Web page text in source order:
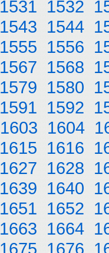
1531 1532
1543 1544
1555 1556
1567 1568
1579 1580
1591 1592
1603 1604
1615 1616
1627 1628
1639 1640
1651 1652
1663 1664
1675 1676